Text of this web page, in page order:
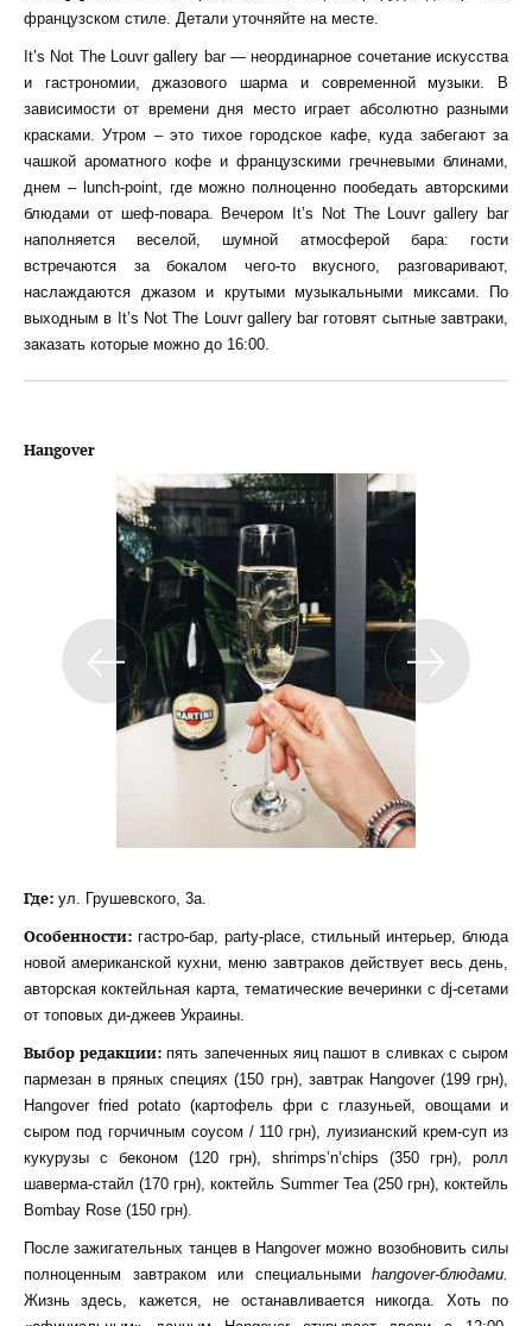
французском стиле. Детали уточняйте на месте.
It’s Not The Louvr gallery bar — неординарное сочетание искусства
и гастрономии, джазового шарма и современной музыки. В
зависимости от времени дня место играет абсолютно разными
красками. Утром – это тихое городское кафе, куда забегают за
чашкой ароматного кофе и французскими гречневыми блинами,
днем – lunch-point, где можно полноценно пообедать авторскими
блюдами от шеф-повара. Вечером It’s Not The Louvr gallery bar
наполняется веселой, шумной атмосферой бара: гости
встречаются за бокалом чего-то вкусного, разговаривают,
наслаждаются джазом и крутыми музыкальными миксами. По
выходным в It’s Not The Louvr gallery bar готовят сытные завтраки,
заказать которые можно до 16:00.
Hangover
Где: ул. Грушевского, 3а.
Особенности: гастро-бар, party-place, стильный интерьер, блюда
новой американской кухни, меню завтраков действует весь день,
авторская коктейльная карта, тематические вечеринки с dj-сетами
от топовых ди-джеев Украины.
Выбор редакции: пять запеченных яиц пашот в сливках с сыром
пармезан в пряных специях (150 грн), завтрак Hangover (199 грн),
Hangover fried potato (картофель фри с глазуньей, овощами и
сыром под горчичным соусом / 110 грн), луизианский крем-суп из
кукурузы с беконом (120 грн), shrimps’n’chips (350 грн), ролл
шаверма-стайл (170 грн), коктейль Summer Tea (250 грн), коктейль
Bombay Rose (150 грн).
После зажигательных танцев в Hangover можно возобновить силы
полноценным завтраком или специальными hangover-блюдами.
Жизнь здесь, кажется, не останавливается никогда. Хоть по